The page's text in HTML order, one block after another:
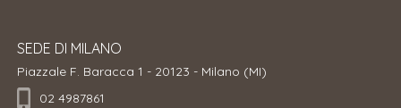
SEDE DI MILANO
Piazzale F. Baracca 1 - 20123 - Milano (MI)
02 4987861